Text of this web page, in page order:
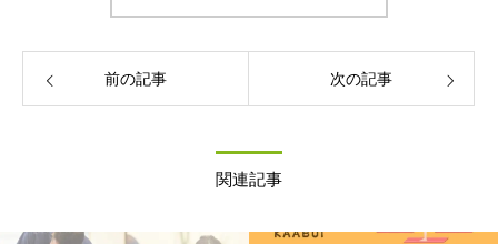
前の記事 次の記事
関連記事